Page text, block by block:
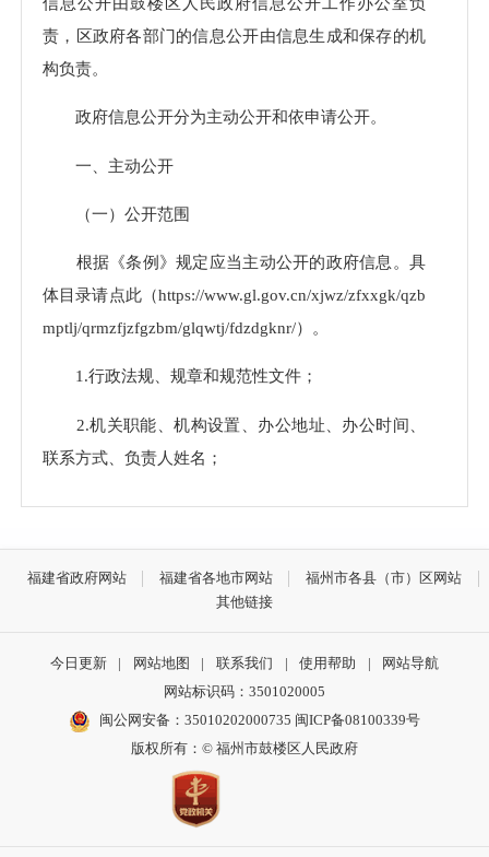
责，区政府各部门的信息公开由信息生成和保存的机
构负责。
政府信息公开分为主动公开和依申请公开。
一、主动公开
（一）公开范围
根据《条例》规定应当主动公开的政府信息。具
体目录请点此（https://www.gl.gov.cn/xjwz/zfxxgk/qzb
mptlj/qrmzfjzfgzbm/glqwtj/fdzdgknr/）。
1.行政法规、规章和规范性文件；
2.机关职能、机构设置、办公地址、办公时间、
联系方式、负责人姓名；
3.办理行政许可和其他对外管理服务事项的依
4.实施行政处罚、行政强制的依据、条件、程序
定；
5.财政预算、决算信息；
6.突发公共事件的应急预案、预警信息及应对情
7.法律、法规、规章和国家有关规定规定应当主
福建省政府网站 福建省各地市网站
福州市各县（市）区网站
其他链接
今日更新 | 网站地图 | 联系我们 | 使用帮助 |
网站导航
网站标识码：3501020005
闽公网安备：35010202000735 闽ICP备08100339号
版权所有：© 福州市鼓楼区人民政府